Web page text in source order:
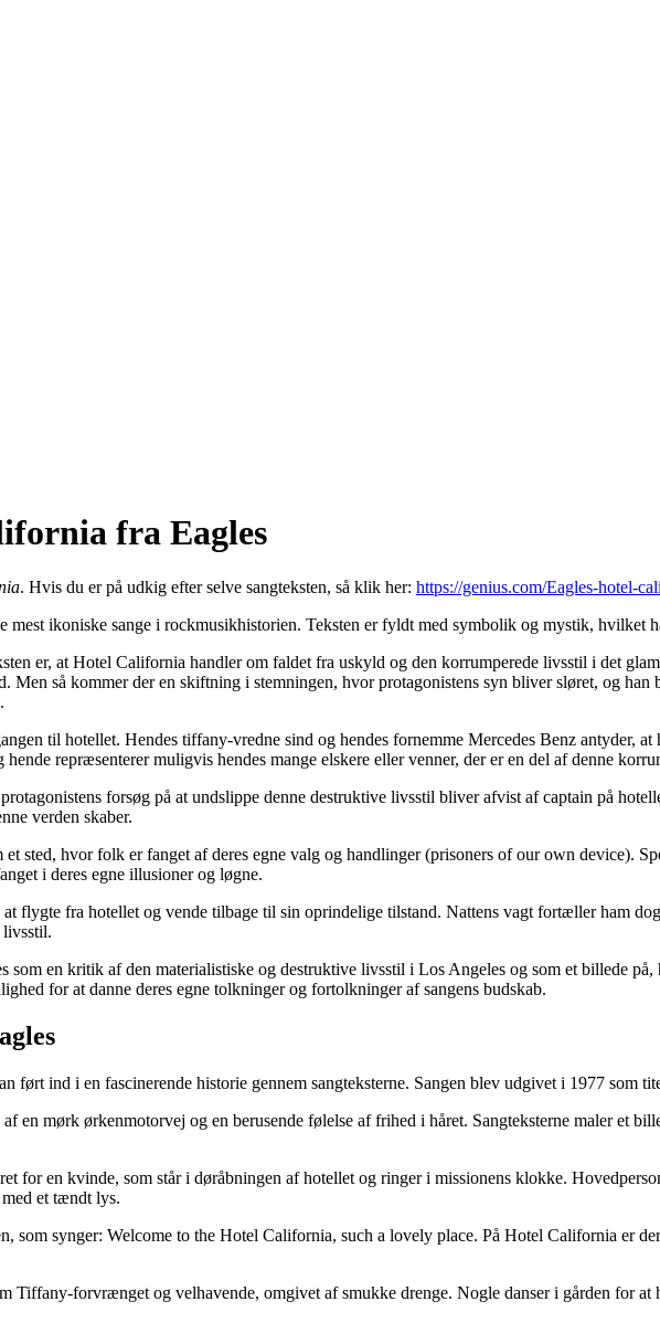
fra Eagles
. Hvis du er på udkig efter selve sangteksten, så klik her: https://genius.com/Eagles-hotel-
mest ikoniske sange i rockmusikhistorien. Teksten er fyldt med symbolik og mystik,
er, at Hotel California handler om faldet fra uskyld og den korrumperede livsstil i det
Men så kommer der en skiftning i stemningen, hvor protagonistens syn bliver sløret, og
til hotellet. Hendes tiffany-vredne sind og hendes fornemme Mercedes Benz antyder,
repræsenterer muligvis hendes mange elskere eller venner, der er en del af denne
forsøg på at undslippe denne destruktive livsstil bliver afvist af captain på
verden skaber.
sted, hvor folk er fanget af deres egne valg og handlinger (prisoners of our own device).
i deres egne illusioner og løgne.
at flygte fra hotellet og vende tilbage til sin oprindelige tilstand. Nattens vagt fortæller ham
livsstil.
som en kritik af den materialistiske og destruktive livsstil i Los Angeles og som et billede
for at danne deres egne tolkninger og fortolkninger af sangens budskab.
ført ind i en fascinerende historie gennem sangteksterne. Sangen blev udgivet i 1977 som
en mørk ørkenmotorvej og en berusende følelse af frihed i håret. Sangteksterne maler et
for en kvinde, som står i døråbningen af hotellet og ringer i missionens klokke.
et tændt lys.
som synger: Welcome to the Hotel California, such a lovely place. På Hotel California er
Tiffany-forvrænget og velhavende, omgivet af smukke drenge. Nogle danser i gården for at